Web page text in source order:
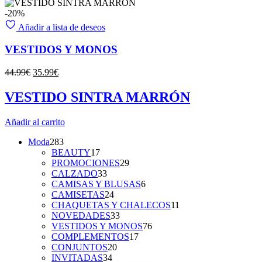
-20%
Añadir a lista de deseos
VESTIDOS Y MONOS
44.99€ El
original
era:
35.99€El
actual
es:
VESTIDO SINTRA MARRÓN
Añadir al carrito
Moda283283
productos
BEAUTY1717
productos
PROMOCIONES2929
CALZADO3333
productos
CAMISAS Y BLUSAS66
CAMISETAS2424
productos
CHAQUETAS Y CHALECOS11
NOVEDADES3333
productos
VESTIDOS Y MONOS7676
COMPLEMENTOS1717
CONJUNTOS2020
INVITADAS3434